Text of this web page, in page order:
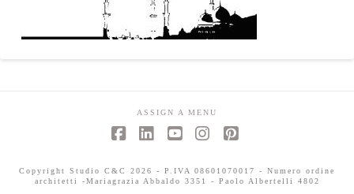
ASSIGN A MENU
Copyright Studio C&C 2026 - P.IVA 08601070017 - Numero ordine
architetti -Mariagrazia Abbaldo 3351 - Paolo Albertelli 4802